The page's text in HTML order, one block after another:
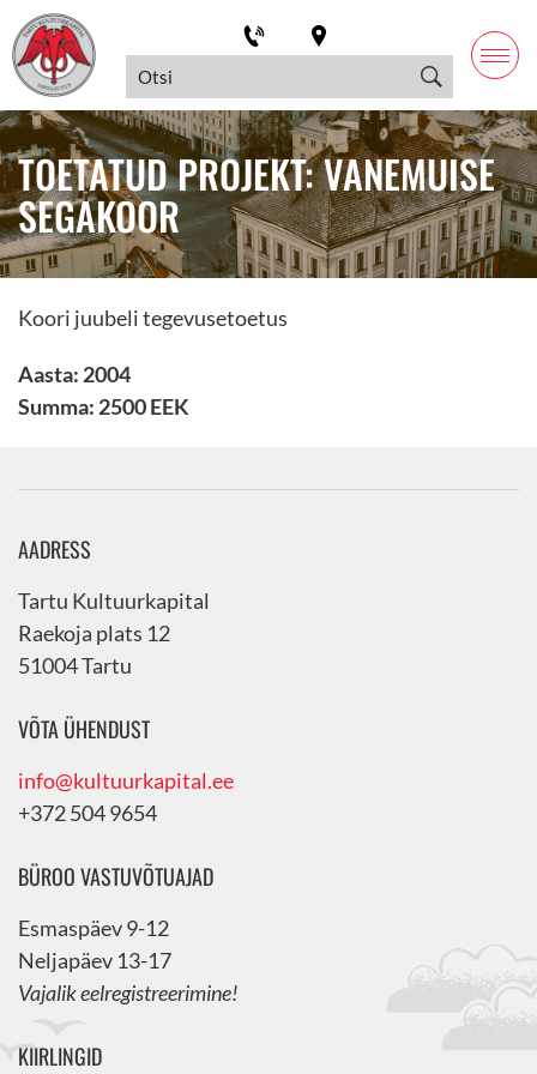
TOETATUD PROJEKT: VANEMUISE
SEGAKOOR
Koori juubeli tegevusetoetus
Aasta: 2004
Summa: 2500 EEK
AADRESS
Tartu Kultuurkapital
Raekoja plats 12
51004 Tartu
VÕTA ÜHENDUST
info@kultuurkapital.ee
+372 504 9654
BÜROO VASTUVÕTUAJAD
Esmaspäev 9-12
Neljapäev 13-17
Vajalik eelregistreerimine!
KIIRLINGID